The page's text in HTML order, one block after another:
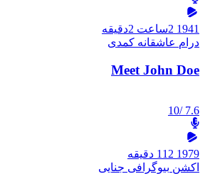
1941 2ساعت 2دقیقه
درام عاشقانه کمدی
Meet John Doe
7.6
/10
1979 112 دقیقه
اکشن بیوگرافی جنایی